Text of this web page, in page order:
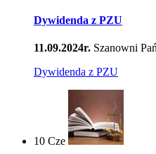
Dywidenda z PZU
11.09.2024r. Szanowni
Dywidenda z PZU
10 Cze